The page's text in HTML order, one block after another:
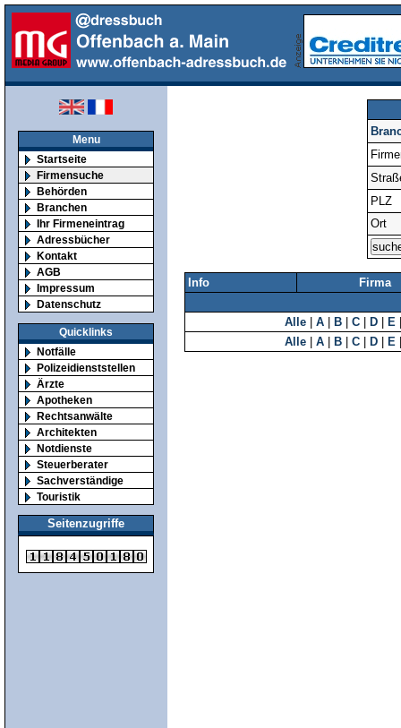
Menu
Startseite
Firmensuche
Behörden
Branchen
Ihr Firmeneintrag
Adressbücher
Kontakt
AGB
Impressum
Datenschutz
Quicklinks
Notfälle
Polizeidienststellen
Ärzte
Apotheken
Rechtsanwälte
Architekten
Notdienste
Steuerberater
Sachverständige
Touristik
Seitenzugriffe
PLZ
Ort
Info Firma
Alle A B C D E
Alle
A B C D E